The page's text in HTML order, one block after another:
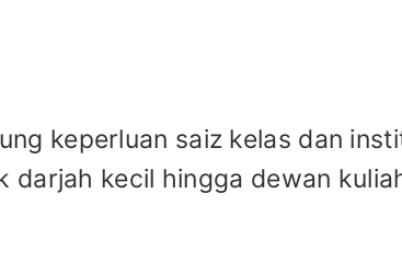
keperluan saiz kelas dan
darjah kecil hingga dewan